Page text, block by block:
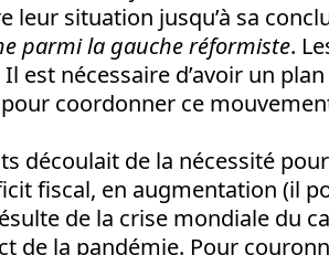
leur situation jusqu’à sa
parmi la gauche réformiste.
est nécessaire d’avoir un plan
coordonner ce
découlait de la nécessité pour
fiscal, en augmentation (il
de la crise mondiale du
de la pandémie. Pour